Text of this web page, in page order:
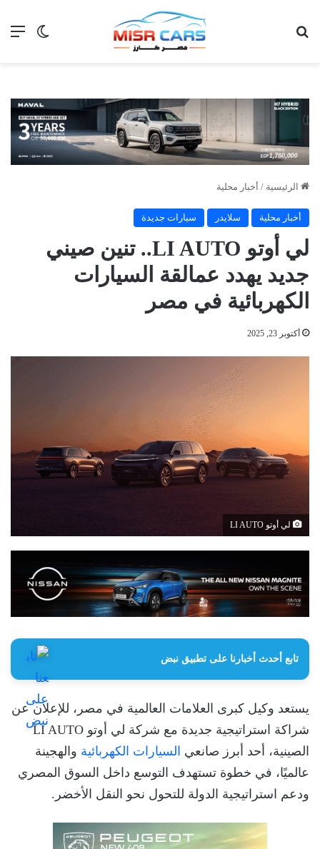
الوضع
الرئيسية / أخبار محلية
أخبار محلية سلايدر سيارات جديدة
لي أوتو LI AUTO.. تنين صيني
جديد يهدد عمالقة السيارات
الكهربائية في مصر
أكتوبر 23, 2025
لي أوتو LI AUTO
تابع أحدث أخبارنا على تطبيق نبض
يستعد وكيل كبرى العلامات العالمية في مصر، للإعلان عن
شراكة استراتيجية جديدة مع شركة لي أوتو LI AUTO
الصينية، أحد أبرز صانعي السيارات الكهربائية والهجينة
عالميًا، في خطوة تستهدف التوسع داخل السوق المصري
ودعم استراتيجية الدولة للتحول نحو النقل الأخضر.